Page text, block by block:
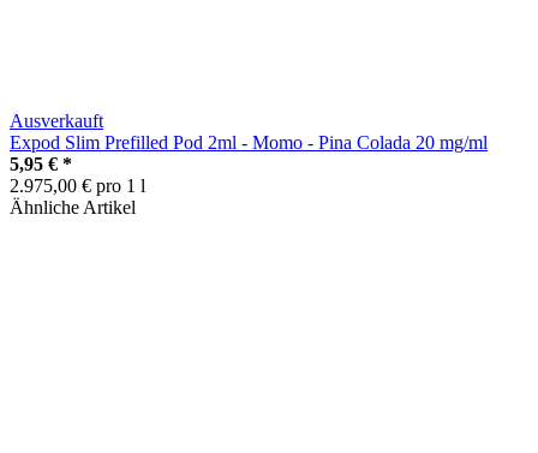
Ausverkauft
Expod Slim Prefilled Pod 2ml - Momo - Pina Colada 20 mg/ml
5,95 € *
2.975,00 € pro 1 l
Ähnliche Artikel